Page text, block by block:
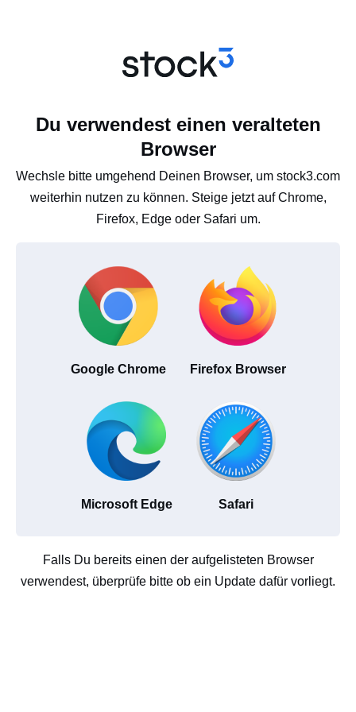
Du verwendest einen veralteten
Browser
Wechsle bitte umgehend Deinen Browser, um stock3.com
weiterhin nutzen zu können. Steige jetzt auf Chrome,
Firefox, Edge oder Safari um.
Google Chrome Firefox Browser
Microsoft Edge Safari
Falls Du bereits einen der aufgelisteten Browser
verwendest, überprüfe bitte ob ein Update dafür vorliegt.